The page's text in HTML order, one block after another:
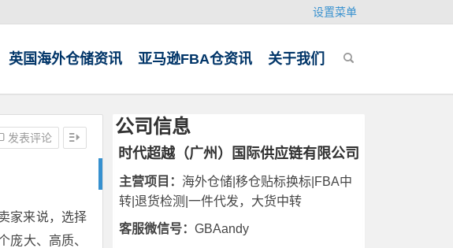
设置菜单
英国海外仓储资讯 亚马逊FBA仓资讯 关于我们
发表评论
家来说，选择
庞大、高质、
公司信息
时代超越（广州）国际供应链有限公司
主营项目： 海外仓储|移仓贴标换标|FBA中
转|退货检测|一件代发，大货中转
客服微信号： GBAandy